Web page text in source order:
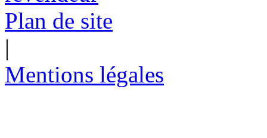
Plan de site
|
Mentions légales